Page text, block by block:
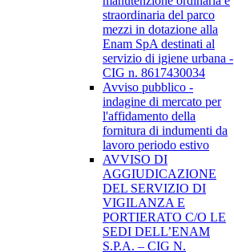
straordinaria del parco
mezzi in dotazione alla
Enam SpA destinati al
servizio di igiene urbana -
CIG n. 8617430034
Avviso pubblico -
indagine di mercato per
l'affidamento della
fornitura di indumenti da
lavoro periodo estivo
AVVISO DI
AGGIUDICAZIONE
DEL SERVIZIO DI
VIGILANZA E
PORTIERATO C/O LE
SEDI DELL’ENAM
S.P.A. – CIG N.